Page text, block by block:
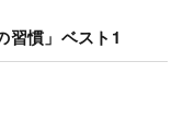
習慣」ベスト1